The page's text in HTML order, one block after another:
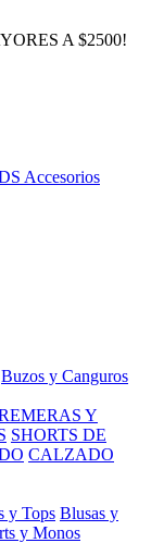
A $2500!
Accesorios
Buzos y Canguros
Y
SHORTS DE
CALZADO
y Tops Blusas y
y Monos